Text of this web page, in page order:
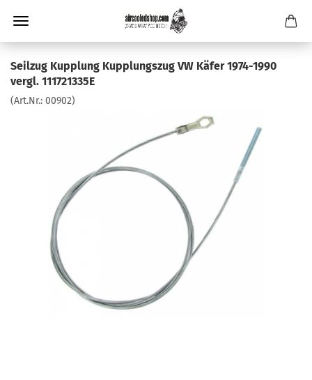
Seilzug Kupplung Kupplungszug VW Käfer 1974-1990
vergl. 111721335E
(Art.Nr.: 00902)